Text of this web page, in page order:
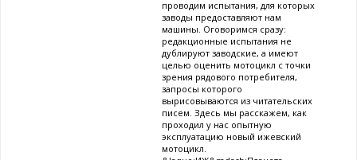
проводим испытания, для которых
заводы предоставляют нам
машины. Оговоримся сразу:
редакционные испытания не
дублируют заводские, а имеют
целью оценить мотоцикл с точки
зрения рядового потребителя,
запросы которого
вырисовываются из читательских
писем. Здесь мы расскажем, как
проходил у нас опытную
эксплуатацию новый ижевский
мотоцикл.